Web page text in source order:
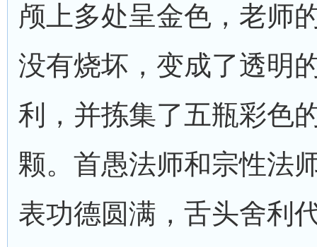
颅上多处呈金色，老师
没有烧坏，变成了透明
利，并拣集了五瓶彩色
颗。首愚法师和宗性法
表功德圆满，舌头舍利